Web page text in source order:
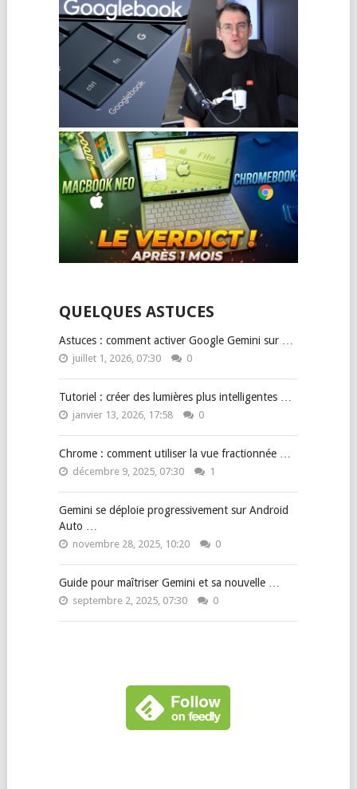
QUELQUES ASTUCES
Astuces : comment activer Google Gemini sur …
juillet 1, 2026, 07:30 0
Tutoriel : créer des lumières plus intelligentes …
janvier 13, 2026, 17:58 0
Chrome : comment utiliser la vue fractionnée …
décembre 9, 2025, 07:30 1
Gemini se déploie progressivement sur Android
Auto …
novembre 28, 2025, 10:20 0
Guide pour maîtriser Gemini et sa nouvelle …
septembre 2, 2025, 07:30 0